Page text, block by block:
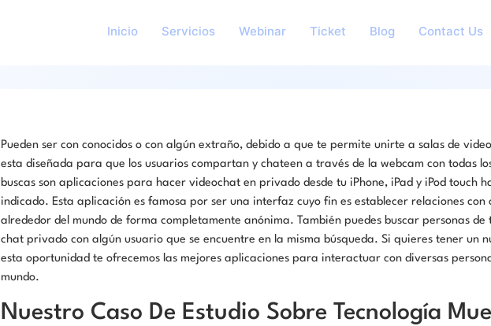
Inicio Servicios Webinar Ticket Blog Contact Us
Pueden ser con conocidos o con algún extraño, debido a que te permite unirte a salas de
esta diseñada para que los usuarios compartan y chateen a través de la webcam con todas
buscas son aplicaciones para hacer videochat en privado desde tu iPhone, iPad y iPod touch
indicado. Esta aplicación es famosa por ser una interfaz cuyo fin es establecer relaciones con
alrededor del mundo de forma completamente anónima. También puedes buscar personas
chat privado con algún usuario que se encuentre en la misma búsqueda. Si quieres tener un
esta oportunidad te ofrecemos las mejores aplicaciones para interactuar con diversas
mundo.
Nuestro Caso De Estudio Sobre Tecnología